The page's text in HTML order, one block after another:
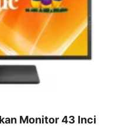
Monitor 43 Inci